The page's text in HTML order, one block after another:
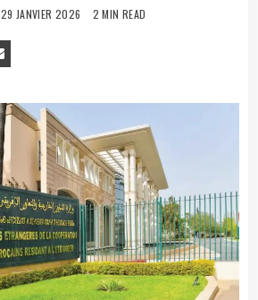
29 JANVIER 2026 2 MIN READ